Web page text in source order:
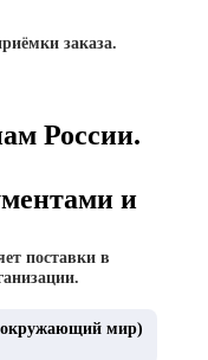
заказа.
России.
и
поставки в
(окружающий мир)